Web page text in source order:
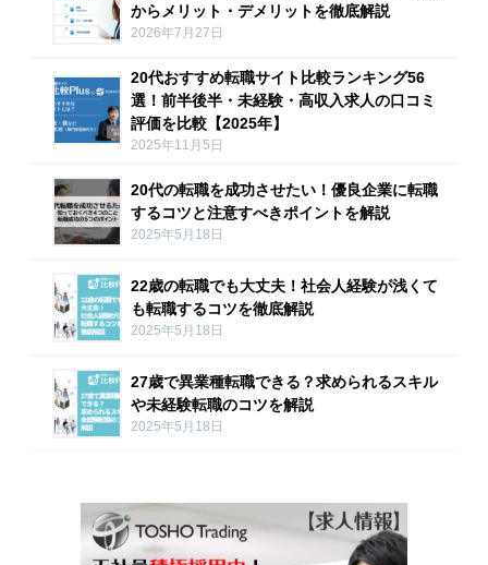
からメリット・デメリットを徹底解説
2026年7月27日
20代おすすめ転職サイト比較ランキング56
選！前半後半・未経験・高収入求人の口コミ
評価を比較【2025年】
2025年11月5日
20代の転職を成功させたい！優良企業に転職
するコツと注意すべきポイントを解説
2025年5月18日
22歳の転職でも大丈夫！社会人経験が浅くて
も転職するコツを徹底解説
2025年5月18日
27歳で異業種転職できる？求められるスキル
や未経験転職のコツを解説
2025年5月18日